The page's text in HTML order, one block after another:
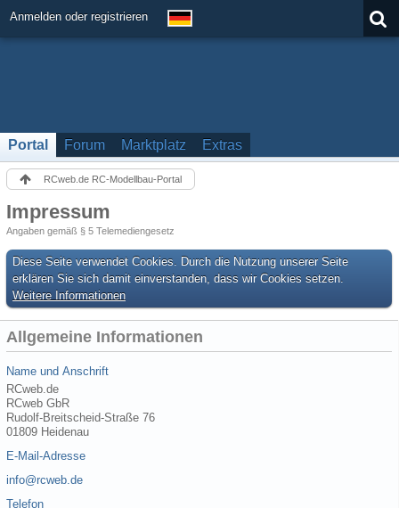
Anmelden oder registrieren
Portal Forum Marktplatz Extras
RCweb.de RC-Modellbau-Portal
Impressum
Angaben gemäß § 5 Telemediengesetz
Diese Seite verwendet Cookies. Durch die Nutzung unserer Seite
erklären Sie sich damit einverstanden, dass wir Cookies setzen.
Weitere Informationen
Allgemeine Informationen
Name und Anschrift
RCweb.de
RCweb GbR
Rudolf-Breitscheid-Straße 76
01809 Heidenau
E-Mail-Adresse
info@rcweb.de
Telefon